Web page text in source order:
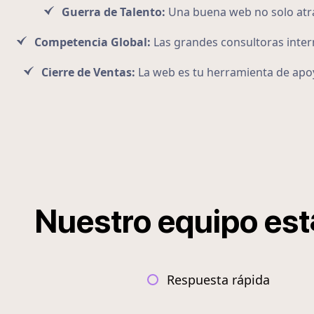
Guerra de Talento: Una buena web no solo
Competencia Global: Las grandes consultoras
Cierre de Ventas: La web es tu herramienta de
Nuestro equipo est
Respuesta rápida